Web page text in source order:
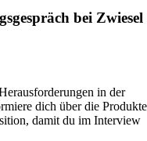
bei Zwiesel
in der
dich über die Produkte
damit du im Interview